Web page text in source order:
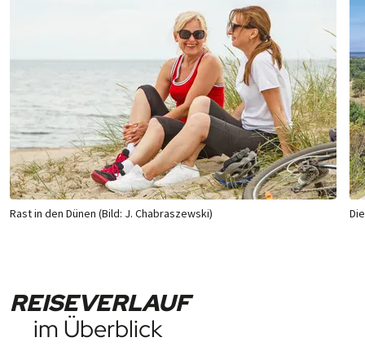
Rast in den Dünen (Bild: J. Chabraszewski)
REISEVERLAUF
im Überblick